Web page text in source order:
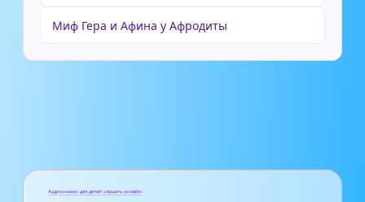
Миф Гера и Афина у Афродиты
Аудиосказки для детей слушать онлайн